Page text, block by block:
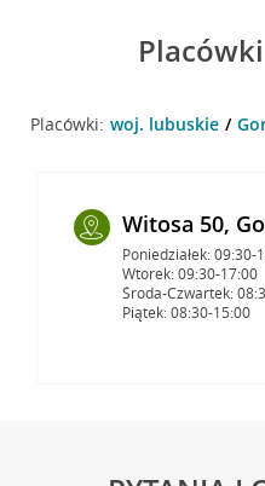
Placówki: woj. lubuskie
Witosa 50,
Poniedziałek: 09:30-
Wtorek: 09:30-17:00
Środa-Czwartek:
Piątek: 08:30-15:00